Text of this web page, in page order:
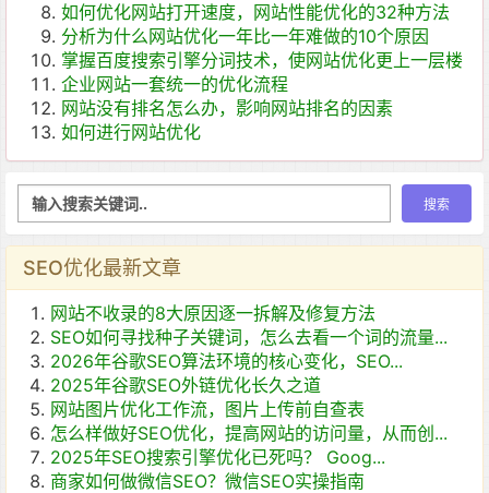
如何优化网站打开速度，网站性能优化的32种方法
分析为什么网站优化一年比一年难做的10个原因
掌握百度搜索引擎分词技术，使网站优化更上一层楼
企业网站一套统一的优化流程
网站没有排名怎么办，影响网站排名的因素
如何进行网站优化
SEO优化最新文章
网站不收录的8大原因逐一拆解及修复方法
SEO如何寻找种子关键词，怎么去看一个词的流量...
2026年谷歌SEO算法环境的核心变化，SEO...
2025年谷歌SEO外链优化长久之道
网站图片优化工作流，图片上传前自查表
怎么样做好SEO优化，提高网站的访问量，从而创...
2025年SEO搜索引擎优化已死吗？ Goog...
商家如何做微信SEO？微信SEO实操指南